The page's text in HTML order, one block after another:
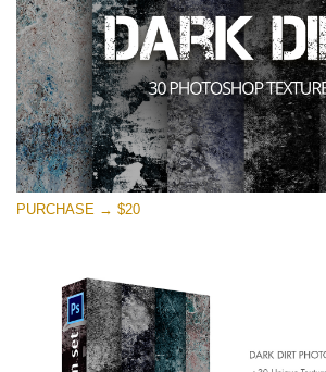
Large 6000*4000px
Entire Collection
(1783 Overlays)
Large 6000*4000px
Download Gratuito
PURCHASE → $20